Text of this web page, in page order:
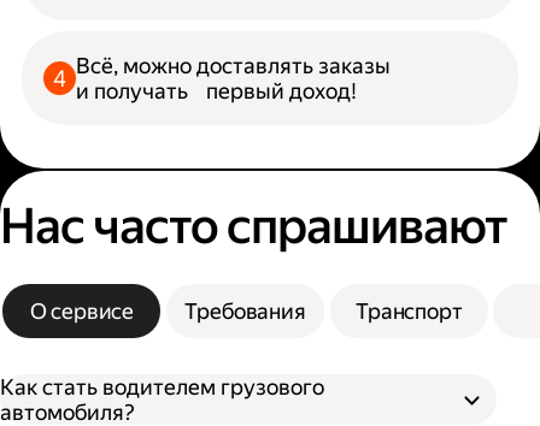
Всё, можно доставлять заказы
и получать первый доход!
Нас часто спрашивают
О сервисе Требования Транспорт
Как стать водителем грузового
автомобиля?